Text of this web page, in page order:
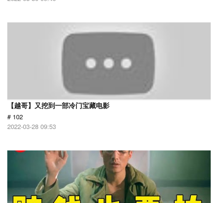
【越哥】又挖到一部冷门宝藏电影
# 102
2022-03-28 09:53